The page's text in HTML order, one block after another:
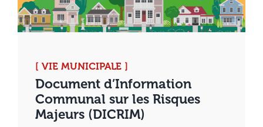
[ VIE MUNICIPALE ]
Document d’Information
Communal sur les Risques
Majeurs (DICRIM)